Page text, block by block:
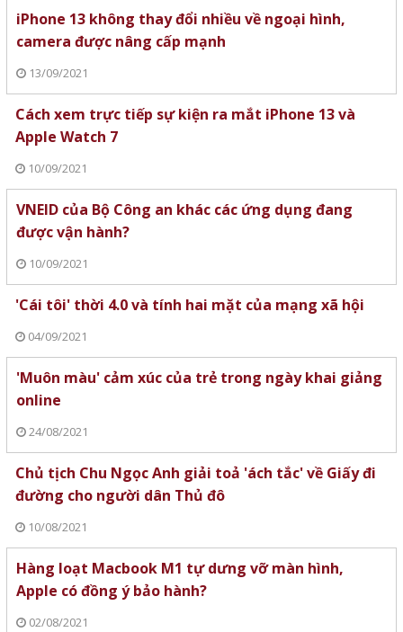
iPhone 13 không thay đổi nhiều về ngoại hình,
camera được nâng cấp mạnh
13/09/2021
Cách xem trực tiếp sự kiện ra mắt iPhone 13 và
Apple Watch 7
10/09/2021
VNEID của Bộ Công an khác các ứng dụng đang
được vận hành?
10/09/2021
'Cái tôi' thời 4.0 và tính hai mặt của mạng xã hội
04/09/2021
'Muôn màu' cảm xúc của trẻ trong ngày khai giảng
online
24/08/2021
Chủ tịch Chu Ngọc Anh giải toả 'ách tắc' về Giấy đi
đường cho người dân Thủ đô
10/08/2021
Hàng loạt Macbook M1 tự dưng vỡ màn hình,
Apple có đồng ý bảo hành?
02/08/2021